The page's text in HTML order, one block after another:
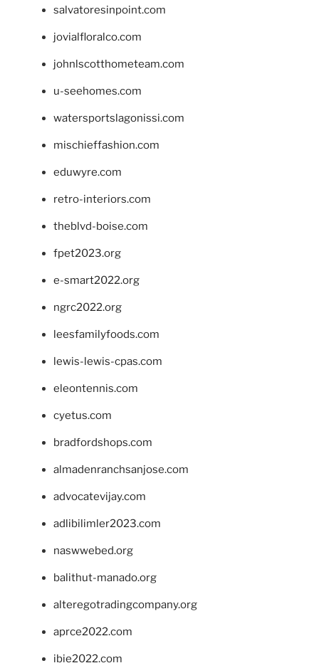
salvatoresinpoint.com
jovialfloralco.com
johnlscotthometeam.com
u-seehomes.com
watersportslagonissi.com
mischieffashion.com
eduwyre.com
retro-interiors.com
theblvd-boise.com
fpet2023.org
e-smart2022.org
ngrc2022.org
leesfamilyfoods.com
lewis-lewis-cpas.com
eleontennis.com
cyetus.com
bradfordshops.com
almadenranchsanjose.com
advocatevijay.com
adlibilimler2023.com
naswwebed.org
balithut-manado.org
alteregotradingcompany.org
aprce2022.com
ibie2022.com